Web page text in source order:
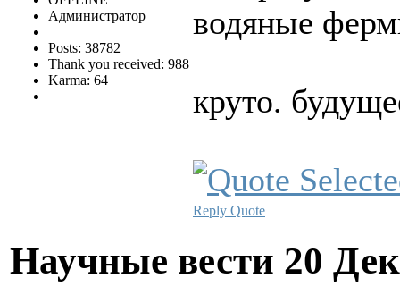
Администратор
Posts: 38782
Thank you received: 988
Karma: 64
водяные
круто.
Reply Quote
Научные вести 20